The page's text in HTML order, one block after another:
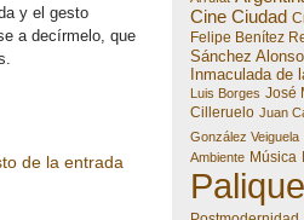
y el gesto
a decírmelo, que
de la entrada
Cine Ciudad
Felipe Benítez
Sánchez Alonso
Inmaculada de
Luis Borges José
Cilleruelo Juan
González Veiguela
Ambiente Música